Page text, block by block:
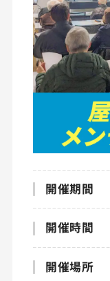
開催期間
開催時間
開催場所